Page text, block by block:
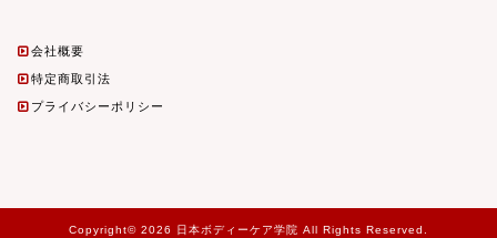
会社概要
特定商取引法
プライバシーポリシー
Copyright© 2026 日本ボディーケア学院 All Rights Reserved.